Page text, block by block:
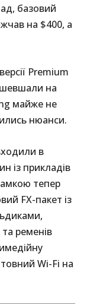
базовий
на $400, а
Premium
на
майже не
нюанси.
в
із прикладів
тепер
FX-пакет із
ременів
Wi-Fi на